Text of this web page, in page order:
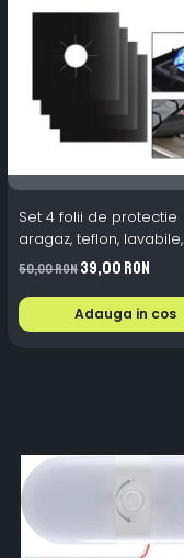
Set 4 folii de protectie
aragaz, teflon, lavabile,
reutilizabile, Negru/Gri
50,00 RON39,00 RON
Adauga in cos